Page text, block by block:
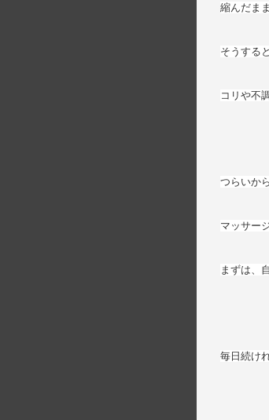
縮んだま
そうする
コリや不
つらいか
マッサー
まずは、
毎日続け